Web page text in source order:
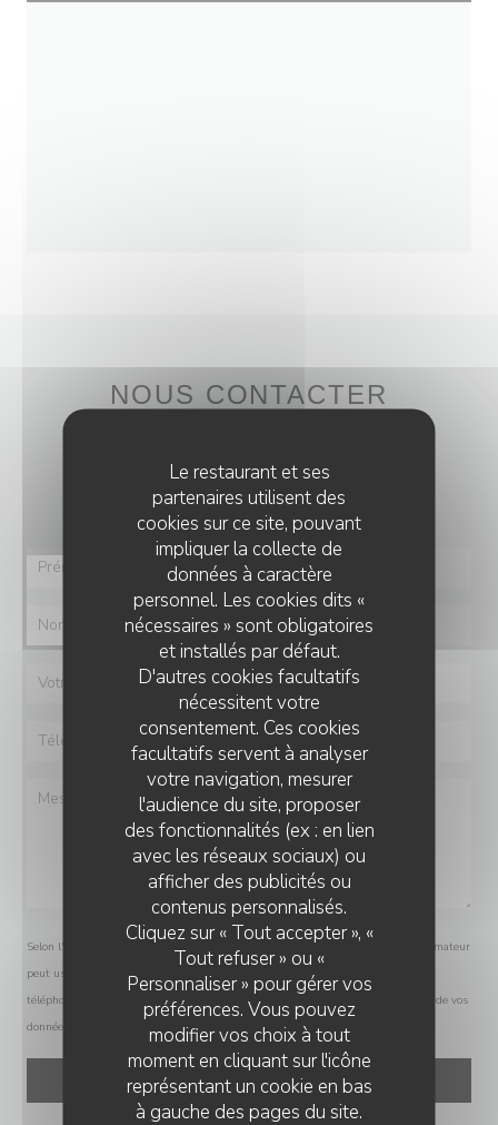
Le restaurant et ses
partenaires utilisent des
cookies sur ce site, pouvant
impliquer la collecte de
données à caractère
personnel. Les cookies dits «
nécessaires » sont obligatoires
et installés par défaut.
D'autres cookies facultatifs
nécessitent votre
consentement. Ces cookies
facultatifs servent à analyser
votre navigation, mesurer
l'audience du site, proposer
des fonctionnalités (ex : en lien
avec les réseaux sociaux) ou
afficher des publicités ou
contenus personnalisés.
Cliquez sur « Tout accepter », «
Tout refuser » ou «
Personnaliser » pour gérer vos
préférences. Vous pouvez
modifier vos choix à tout
moment en cliquant sur l'icône
représentant un cookie en bas
à gauche des pages du site.
NOUS CONTACTER
Vous désirez nous contacter ?
Remplissez le formulaire ci-dessous !
Selon l'article L.223-2 du code de la consommation, il est rappelé que le consommateur
peut user de son droit à s'inscrire sur la liste d'opposition au démarchage
téléphonique Bloctel :
bloctel.gouv.fr
. Pour plus d'informations sur le traitement de vos
données, consultez notre
politique de confidentialité